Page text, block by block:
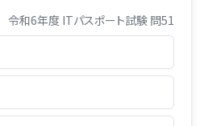
令和6年度 ITパスポート試験 問51